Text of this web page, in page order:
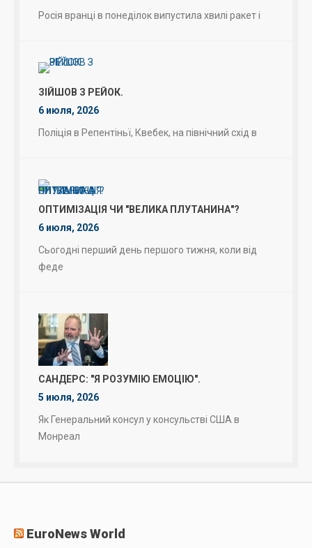
Росія вранці в понеділок випустила хвилі ракет і
ЗІЙШОВ З РЕЙОК.
6 июля, 2026
Поліція в Репентіньї, Квебек, на північний схід в
ОПТИМІЗАЦІЯ ЧИ "ВЕЛИКА ПЛУТАНИНА"?
6 июля, 2026
Сьогодні перший день першого тижня, коли від
феде
САНДЕРС: "Я РОЗУМІЮ ЕМОЦІЮ".
5 июля, 2026
Як Генеральний консул у консульстві США в
Монреал
EuroNews World